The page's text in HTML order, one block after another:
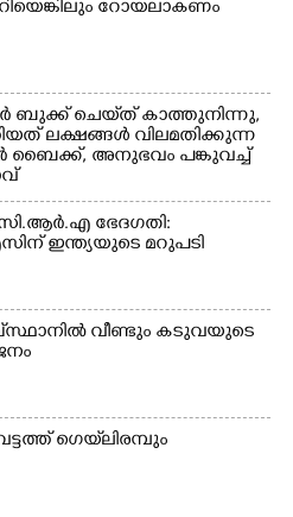
റോയലാകണം
ബുക്ക് ചെയ്‌ത് കാത്തുനിന്നു,​
ലക്ഷങ്ങൾ വിലമതിക്കുന്ന
ബൈക്ക്,​ അനുഭവം പങ്കുവച്ച്
ഭേദഗതി:
ഇന്ത്യയുടെ മറുപടി
വീണ്ടും കടുവയുടെ
ഗെയ്‌ലിരമ്പും